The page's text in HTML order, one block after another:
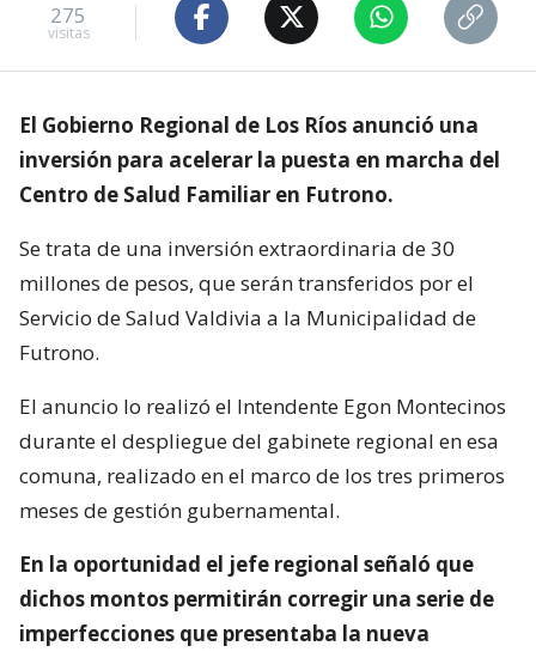
275
visitas
El Gobierno Regional de Los Ríos anunció una
inversión para acelerar la puesta en marcha del
Centro de Salud Familiar en Futrono.
Se trata de una inversión extraordinaria de 30
millones de pesos, que serán transferidos por el
Servicio de Salud Valdivia a la Municipalidad de
Futrono.
El anuncio lo realizó el Intendente Egon Montecinos
durante el despliegue del gabinete regional en esa
comuna, realizado en el marco de los tres primeros
meses de gestión gubernamental.
En la oportunidad el jefe regional señaló que
dichos montos permitirán corregir una serie de
imperfecciones que presentaba la nueva